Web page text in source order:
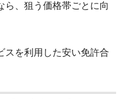
ら、狙う価格帯ごとに向
スを利用した安い免許合